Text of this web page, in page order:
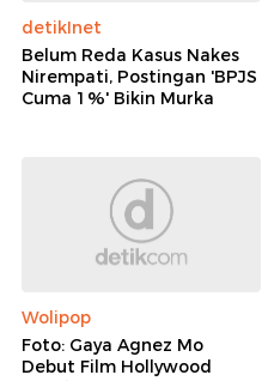
detikInet
Belum Reda Kasus Nakes
Nirempati, Postingan 'BPJS
Cuma 1%' Bikin Murka
Wolipop
Foto: Gaya Agnez Mo
Debut Film Hollywood